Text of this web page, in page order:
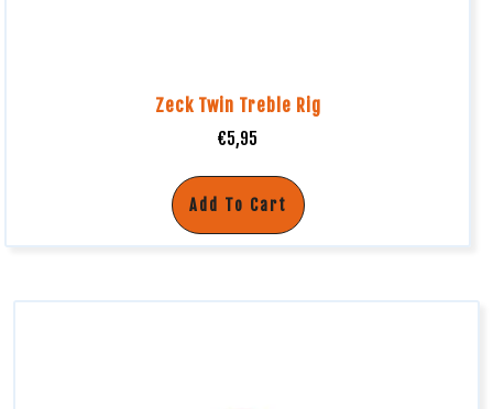
Zeck Twin Treble Rig
€5,95
Add To Cart